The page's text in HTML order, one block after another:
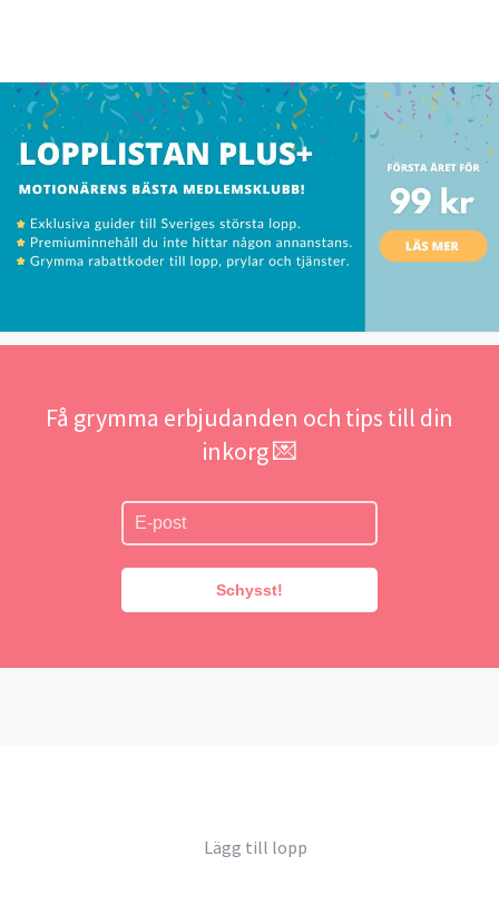
Få grymma erbjudanden och tips till din
inkorg 💌
Schysst!
Lägg till lopp